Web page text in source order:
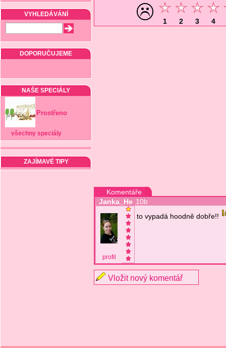
VYHLEDÁVÁNÍ
DOPORUČUJEME
NAŠE SPECIÁLY
Prostřeno
všechny speciály
ZAJÍMAVÉ TIPY
1 2 3 4
Komentáře
Janka_He 10b
profil
to vypadá hoodně dobře!!
Vložit nový komentář